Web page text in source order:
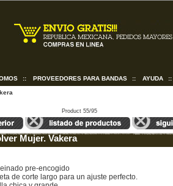
:: PROVEEDORES PARA BANDAS :: AYUDA ::
Product 55/95
Mujer. Vakera
pre-encogido
de corte largo para un ajuste perfecto.